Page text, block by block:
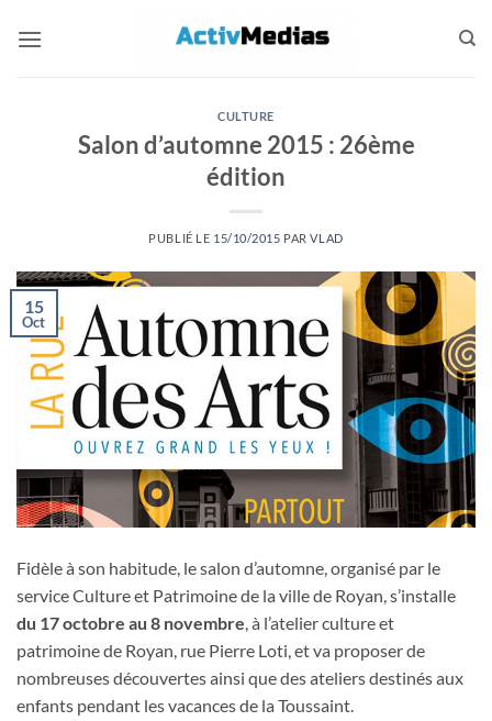
CULTURE
Salon d’automne 2015 : 26ème
édition
PUBLIÉ LE 15/10/2015 PARVLAD
15
Oct
Fidèle à son habitude, le salon d’automne, organisé par le
service Culture et Patrimoine de la ville de Royan, s’installe
du 17 octobre au 8 novembre , à l’atelier culture et
patrimoine de Royan, rue Pierre Loti, et va proposer de
nombreuses découvertes ainsi que des ateliers destinés aux
enfants pendant les vacances de la Toussaint.